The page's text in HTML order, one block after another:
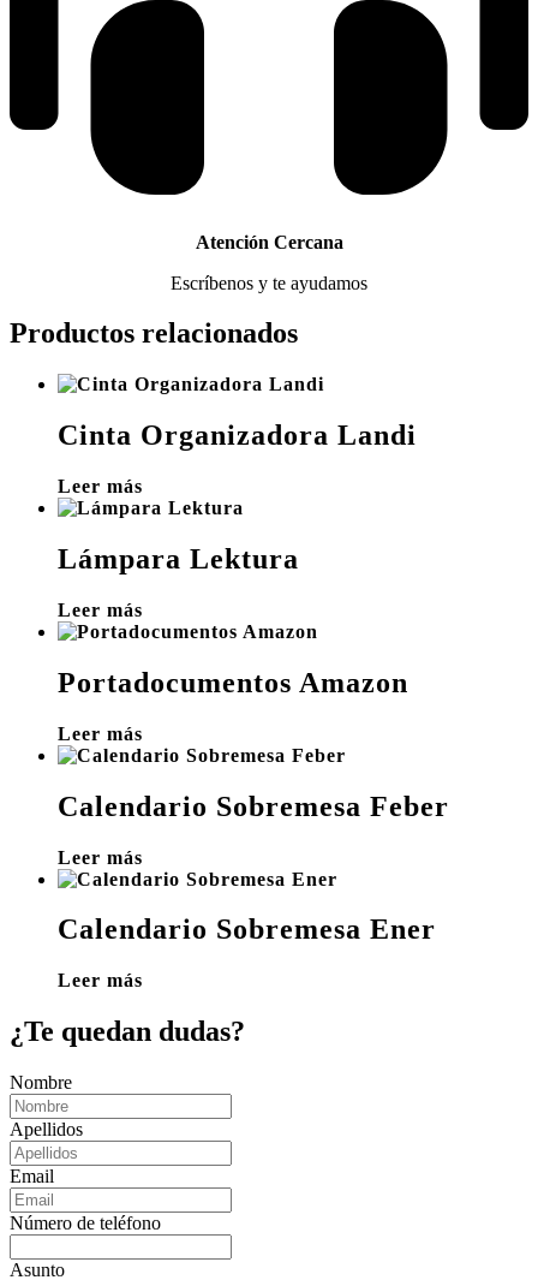
Atención Cercana
Escríbenos y te ayudamos
Productos relacionados
Cinta Organizadora Landi
Leer más
Lámpara Lektura
Leer más
Portadocumentos Amazon
Leer más
Calendario Sobremesa Feber
Leer más
Calendario Sobremesa Ener
Leer más
¿Te quedan dudas?
Nombre
Apellidos
Email
Número de teléfono
Asunto